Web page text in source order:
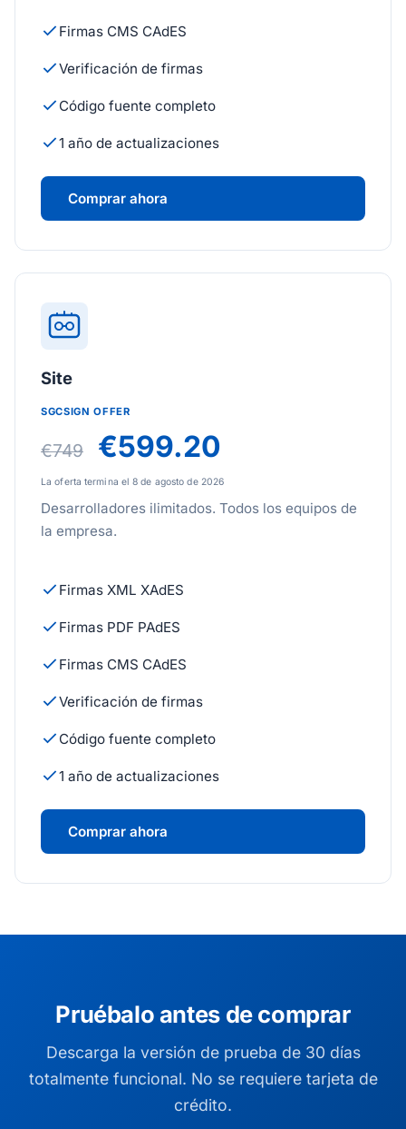
Firmas CMS CAdES
Verificación de firmas
Código fuente completo
1 año de actualizaciones
Comprar ahora
Site
SGCSIGN OFFER
€749 €599.20
La oferta termina el 8 de agosto de 2026
Desarrolladores ilimitados. Todos los equipos de
la empresa.
Firmas XML XAdES
Firmas PDF PAdES
Firmas CMS CAdES
Verificación de firmas
Código fuente completo
1 año de actualizaciones
Comprar ahora
Pruébalo antes de comprar
Descarga la versión de prueba de 30 días
totalmente funcional. No se requiere tarjeta de
crédito.